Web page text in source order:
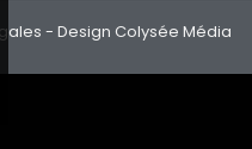
- Design Colysée Média